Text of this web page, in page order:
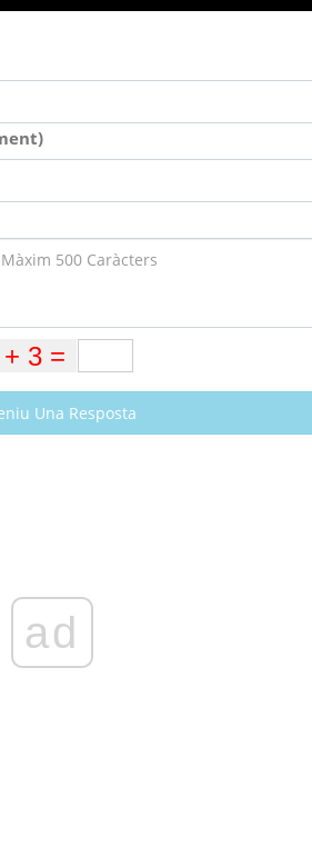
Una Resposta
ad